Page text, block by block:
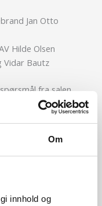
Om
innhold og
Jan Otto
Hilde Olsen
Vidar Bautz
fra salen.
Jan Otto
velferdsreformene